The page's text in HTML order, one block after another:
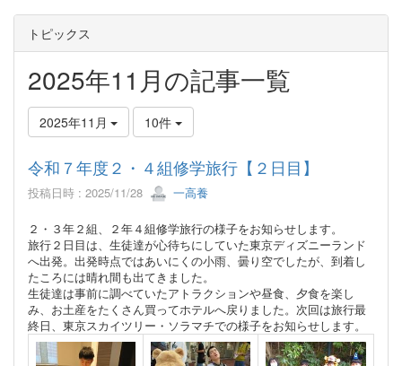
トピックス
2025年11月の記事一覧
2025年11月 10件
令和７年度２・４組修学旅行【２日目】
投稿日時 : 2025/11/28 一高養
２・３年２組、２年４組修学旅行の様子をお知らせします。
旅行２日目は、生徒達が心待ちにしていた東京ディズニーランド
へ出発。出発時点ではあいにくの小雨、曇り空でしたが、到着し
たころには晴れ間も出てきました。
生徒達は事前に調べていたアトラクションや昼食、夕食を楽し
み、お土産をたくさん買ってホテルへ戻りました。次回は旅行最
終日、東京スカイツリー・ソラマチでの様子をお知らせします。